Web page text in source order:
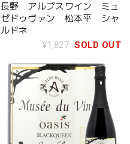
長野 アルプスワイン ミュ
ゼドゥヴァン 松本平 シャ
ルドネ
¥1,827 SOLD OUT